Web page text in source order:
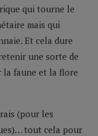
qui tourne le
mais qui
Et cela dure
une sorte de
faune et la flore
(pour les
tout cela pour